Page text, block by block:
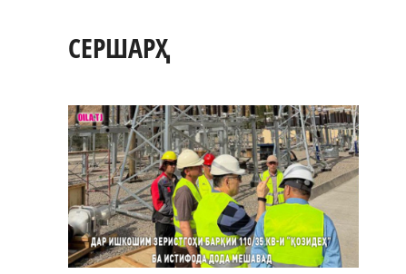
СЕРШАРҲ